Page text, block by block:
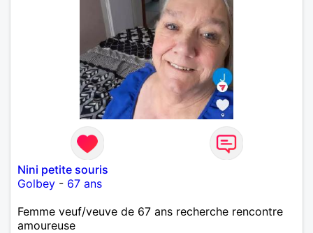
Nini petite souris
Golbey - 67 ans
Femme veuf/veuve de 67 ans recherche rencontre
amoureuse